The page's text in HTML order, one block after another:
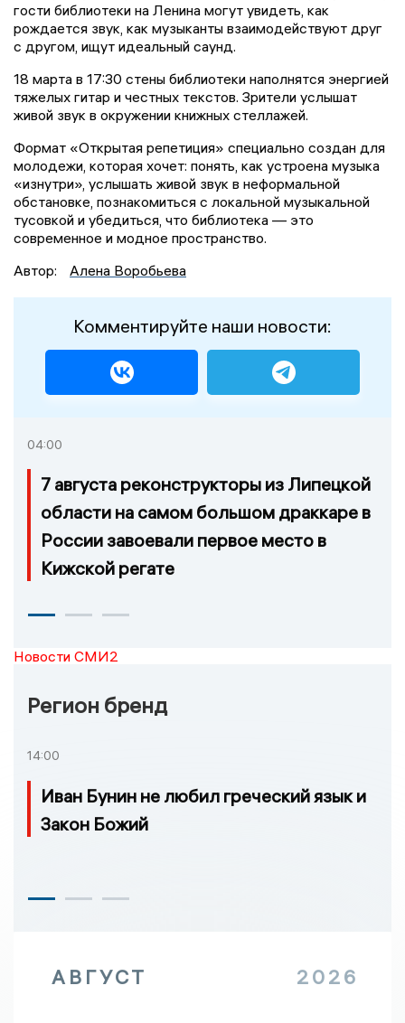
гости библиотеки на Ленина могут увидеть, как
рождается звук, как музыканты взаимодействуют друг
с другом, ищут идеальный саунд.
18 марта в 17:30 стены библиотеки наполнятся энергией
тяжелых гитар и честных текстов. Зрители услышат
живой звук в окружении книжных стеллажей.
Формат «Открытая репетиция» специально создан для
молодежи, которая хочет: понять, как устроена музыка
«изнутри», услышать живой звук в неформальной
обстановке, познакомиться с локальной музыкальной
тусовкой и убедиться, что библиотека — это
современное и модное пространство.
Автор:
Алена Воробьева
Комментируйте наши новости:
04:00
7 августа реконструкторы из Липецкой
области на самом большом драккаре в
России завоевали первое место в
Кижской регате
Новости СМИ2
Регион бренд
14:00
Иван Бунин не любил греческий язык и
Закон Божий
АВГУСТ 2026